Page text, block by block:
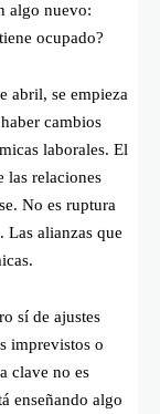
algo nuevo:
ocupado?
abril, se empieza
cambios
laborales. El
las relaciones
No es ruptura
alianzas que
sí de ajustes
imprevistos o
clave no es
enseñando algo